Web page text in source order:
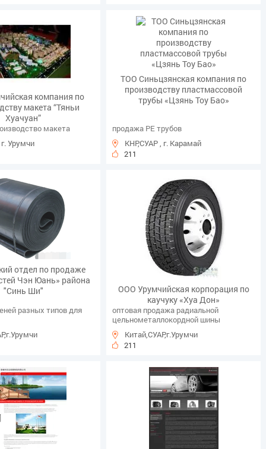
компания по
макета “Тяньи
Хуачуан”
макета
Урумчи
ТОО Синьцзянская компания по
производству пластмассовой
трубы «Цзянь Тоу Бао»
продажа PE трубов
КНР,СУАР , г. Карамай
211
отдел по продаже
Чэн Юань» района
"Синь Ши"
разных типов для
ООО Урумчийская корпорация по
каучуку «Хуа Дон»
оптовая продажа радиальной
цельнометаллокордной шины
Китай,СУАР,г.Урумчи
211